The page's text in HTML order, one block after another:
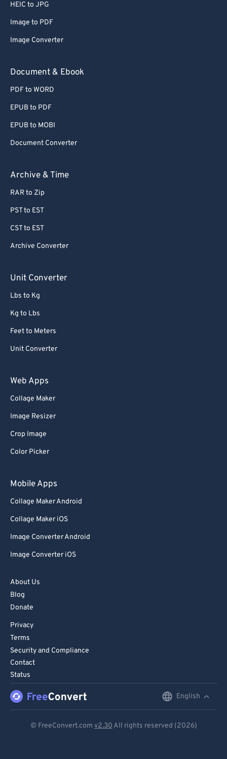
HEIC to JPG
Image to PDF
Image Converter
Document & Ebook
PDF to WORD
EPUB to PDF
EPUB to MOBI
Document Converter
Archive & Time
RAR to Zip
PST to EST
CST to EST
Archive Converter
Unit Converter
Lbs to Kg
Kg to Lbs
Feet to Meters
Unit Converter
Web Apps
Collage Maker
Image Resizer
Crop Image
Color Picker
Mobile Apps
Collage Maker Android
Collage Maker iOS
Image Converter Android
Image Converter iOS
About Us
Blog
Donate
Privacy
Terms
Security and Compliance
Contact
Status
English
© FreeConvert.com v2.30 All rights reserved (2026)